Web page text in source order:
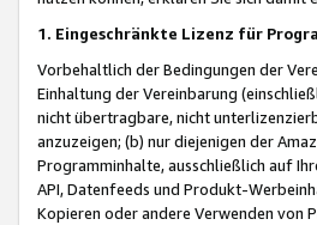
1. Eingeschränkte Lizenz für
Vorbehaltlich der Bedingungen der
Einhaltung der Vereinbarung
nicht übertragbare, nicht
anzuzeigen; (b) nur diejenigen der
Programminhalte, ausschließlich auf
API, Datenfeeds und Produkt-
Kopieren oder andere Verwenden von